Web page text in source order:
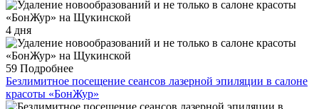
4 дня
59 Подробнее
Безлимитное посещение сеансов лазерной эпиляции в салоне
красоты «БонЖур»